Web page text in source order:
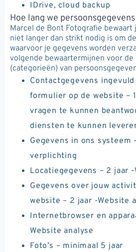
IDrive, cloud backup
Hoe lang we
Marcel de Bont Fotografie bewaart
niet langer dan strikt nodig is om
waarvoor je gegevens worden
volgende bewaartermijnen voor de
(categorieën) van
Contactgegevens
formulier op de website –
vragen te kunnen
diensten te kunnen
Gegevens in ons systeem
verplichting
Locatiegegevens – 2 jaar
Gegevens over jouw
website – 2 jaar -Website
Internetbrowser en
Website analyse
Foto’s – minimaal 5 jaar